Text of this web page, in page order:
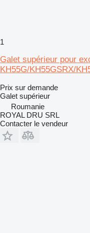
1
Galet supérieur pour
KH55G/KH55GSRX/
Prix sur demande
Galet supérieur
Roumanie
ROYAL DRU SRL
Contacter le vendeur